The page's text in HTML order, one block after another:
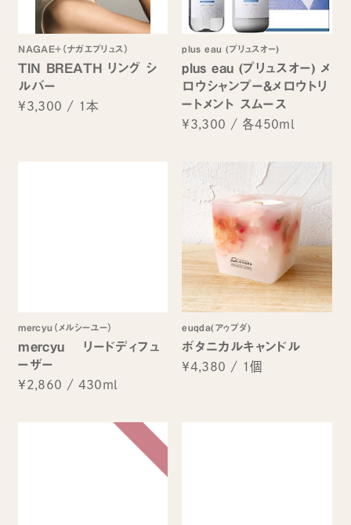
NAGAE+（ナガエプリュス）
TIN BREATH リング シ
ルバー
¥3,300 / 1本
plus eau (プリュスオー)
plus eau (プリュスオー) メ
ロウシャンプー&メロウトリ
ートメント スムース
¥3,300 / 各450ml
mercyu（メルシーユー）
mercyu リードディフュ
ーザー
¥2,860 / 430ml
euqda(アゥプダ)
ボタニカルキャンドル
¥4,380 / 1個